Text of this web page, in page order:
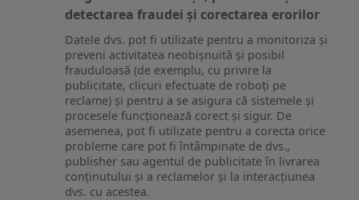
detectarea fraudei și corectarea erorilor
Datele dvs. pot fi utilizate pentru a monitoriza și
preveni activitatea neobișnuită și posibil
frauduloasă (de exemplu, cu privire la
publicitate, clicuri efectuate de roboți pe
reclame) și pentru a se asigura că sistemele și
procesele funcționează corect și sigur. De
asemenea, pot fi utilizate pentru a corecta orice
probleme care pot fi întâmpinate de dvs.,
publisher sau agentul de publicitate în livrarea
conținutului și a reclamelor și la interacțiunea
dvs. cu acestea.